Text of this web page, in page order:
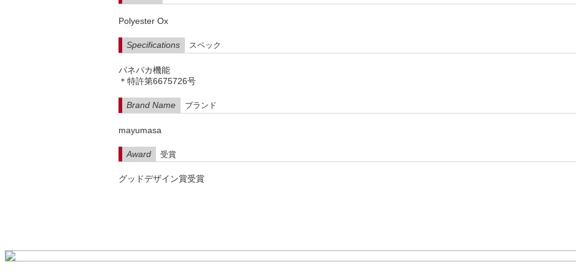
Polyester Ox
Specifications スペック
バネパカ機能
＊特許第6675726号
Brand Name ブランド
mayumasa
Award 受賞
グッドデザイン賞受賞